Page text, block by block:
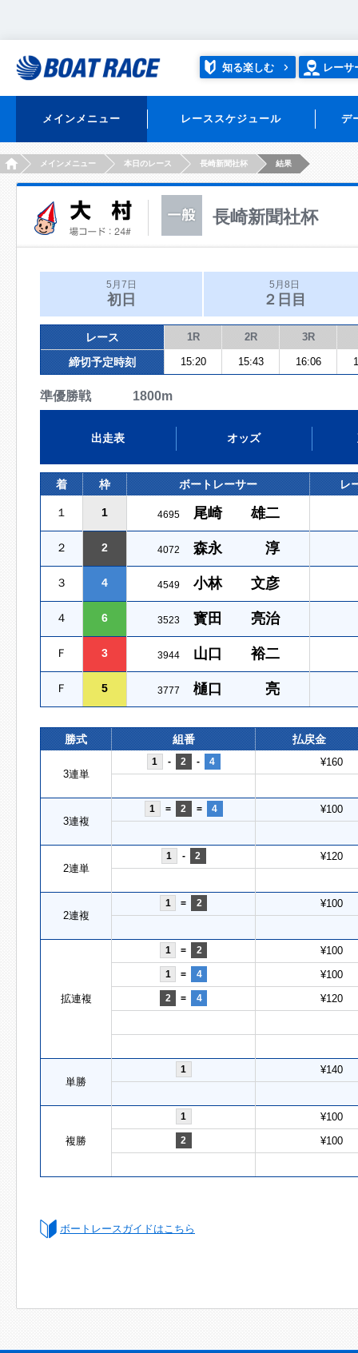
知る楽しむ レーサ
メインメニュー レーススケジュール デ
HOMEメインメニュー 本日のレース 長崎新聞社杯 結果
長崎新聞社杯
5月7日
初日
5月8日
２日目
レース 1R 2R 3R
締切予定時刻 15:20 15:43 16:06
準優勝戦 1800m
出走表 オッズ
着 枠 ボートレーサー レ
１ 1 4695 尾崎 雄二
２ 2 4072 森永 淳
３ 4 4549 小林 文彦
４ 6 3523 寳田 亮治
Ｆ 3 3944 山口 裕二
Ｆ 5 3777 樋口 亮
勝式 組番 払戻金
3連単
1 - 2 - 4 ¥160
3連複
1 = 2 = 4 ¥100
2連単
1 - 2 ¥120
2連複
1 = 2 ¥100
拡連複
1 = 2 ¥100
1 = 4 ¥100
2 = 4 ¥120
単勝
1 ¥140
複勝
1 ¥100
2 ¥100
ボートレースガイドはこちら